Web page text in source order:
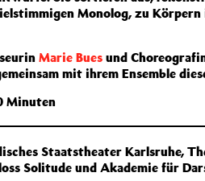
Monolog, zu
Marie Bues und
mit ihrem Ensemble
Minuten
Staatstheater Karlsruhe,
Solitude und Akademie für